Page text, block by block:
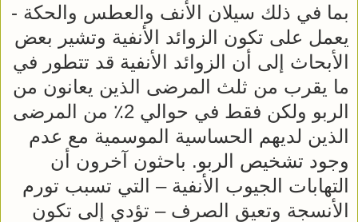
بما في ذلك سيلان الأنف والعطس والحكة -
يعمل على تكون الزوائد الأنفية وتشير بعض
الأبحاث إلى أن الزوائد الأنفية قد تتطور في
ما يقرب من ثلث المرضى الذين يعانون من
الربو ولكن فقط في حوالي 2٪ من المرضى
الذين لديهم الحساسية الموسمية مع عدم
وجود تشخيص الربو. باحثون آخرون أن
التهابات الجيوب الأنفية – التي تسبب تورم
الأنسجة وتعيق الصرف – تؤدي إلى تكون